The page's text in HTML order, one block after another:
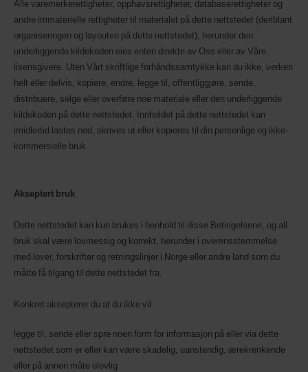
Alle varemerkerettigheter, opphavsrettigheter, databaserettigheter og
andre immaterielle rettigheter til materialet på dette nettstedet (deriblant
organiseringen og layouten på dette nettstedet), herunder den
underliggende kildekoden eies enten direkte av Oss eller av Våre
lisensgivere. Uten Vårt skriftlige forhåndssamtykke kan du ikke, verken
helt eller delvis, kopiere, endre, legge til, offentliggjøre, sende,
distribuere, selge eller overføre noe materiale eller den underliggende
kildekoden på dette nettstedet. Innholdet på dette nettstedet kan
imidlertid lastes ned, skrives ut eller kopieres til din personlige og ikke-
kommersielle bruk.
Akseptert bruk
Dette nettstedet kan kun brukes i henhold til disse Betingelsene, og all
bruk skal være lovmessig og korrekt, herunder i overensstemmelse
med lover, forskrifter og retningslinjer i Norge eller andre land som du
måtte få tilgang til dette nettstedet fra.
Konkret aksepterer du at du ikke vil
legge til, sende eller spre noen form for informasjon på eller via dette
nettstedet som er eller kan være skadelig, uanstendig, ærekrenkende
eller på annen måte ulovlig